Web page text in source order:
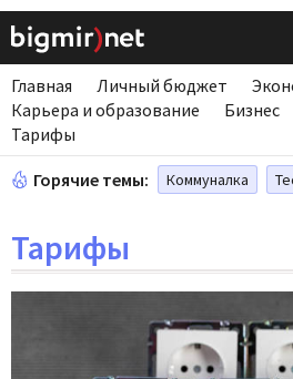
Главная Личный бюджет
Карьера и образование
Бизнес
Тарифы
Горячие темы: Коммуналка
Тарифы